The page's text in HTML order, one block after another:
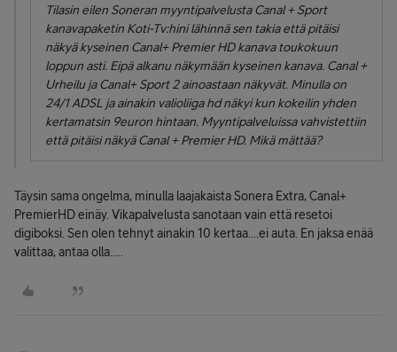
Tilasin eilen Soneran myyntipalvelusta Canal + Sport
kanavapaketin Koti-Tv:hini lähinnä sen takia että pitäisi
näkyä kyseinen Canal+ Premier HD kanava toukokuun
loppun asti. Eipä alkanu näkymään kyseinen kanava. Canal +
Urheilu ja Canal+ Sport 2 ainoastaan näkyvät. Minulla on
24/1 ADSL ja ainakin valioliiga hd näkyi kun kokeilin yhden
kertamatsin 9euron hintaan. Myyntipalveluissa vahvistettiin
että pitäisi näkyä Canal + Premier HD. Mikä mättää?
Täysin sama ongelma, minulla laajakaista Sonera Extra, Canal+
PremierHD einäy. Vikapalvelusta sanotaan vain että resetoi
digiboksi. Sen olen tehnyt ainakin 10 kertaa....ei auta. En jaksa enää
valittaa, antaa olla.....